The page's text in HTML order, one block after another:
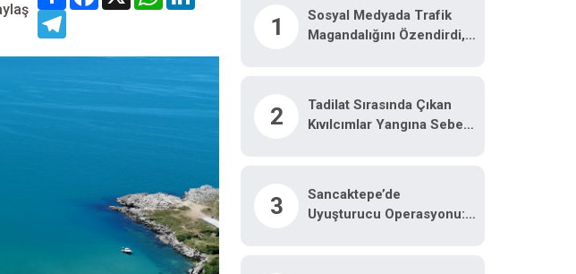
Telegram
1
Sosyal Medyada Trafik
Magandalığını Özendirdi,
2
Tadilat Sırasında Çıkan
Kıvılcımlar Yangına Sebep
3
Sancaktepe’de
Uyuşturucu Operasyonu: